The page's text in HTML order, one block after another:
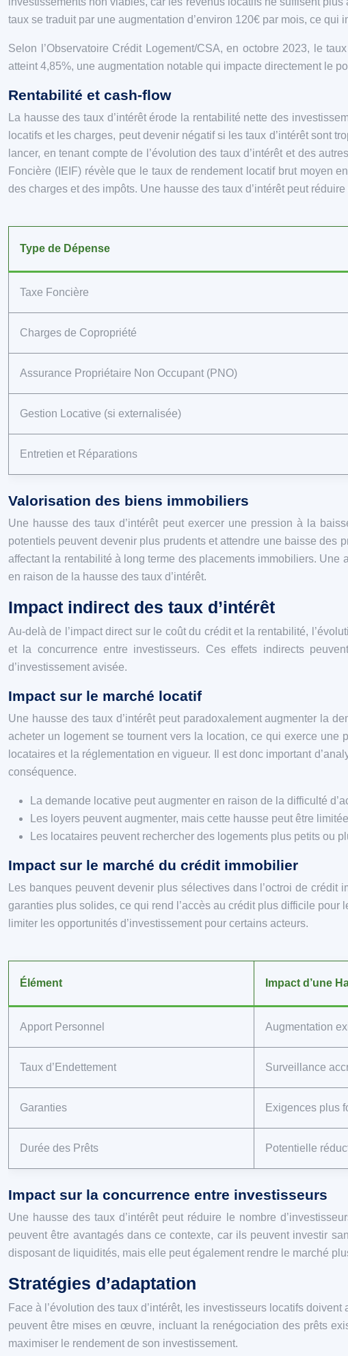
taux se traduit par une augmentation d’environ 120€ par mois, ce qui
Selon l’Observatoire Crédit Logement/CSA, en octobre 2023, le
atteint 4,85%, une augmentation notable qui impacte directement le
Rentabilité et cash-flow
La hausse des taux d’intérêt érode la rentabilité nette des
locatifs et les charges, peut devenir négatif si les taux d’intérêt sont
lancer, en tenant compte de l’évolution des taux d’intérêt et des
Foncière (IEIF) révèle que le taux de rendement locatif brut moyen
des charges et des impôts. Une hausse des taux d’intérêt peut
Type de Dépense
Taxe Foncière
Charges de Copropriété
Assurance Propriétaire Non Occupant (PNO)
Gestion Locative (si externalisée)
Entretien et Réparations
Valorisation des biens immobiliers
Une hausse des taux d’intérêt peut exercer une pression à la
potentiels peuvent devenir plus prudents et attendre une baisse des
affectant la rentabilité à long terme des placements immobiliers.
en raison de la hausse des taux d’intérêt.
Impact indirect des taux d’intérêt
Au-delà de l’impact direct sur le coût du crédit et la rentabilité,
et la concurrence entre investisseurs. Ces effets indirects
d’investissement avisée.
Impact sur le marché locatif
Une hausse des taux d’intérêt peut paradoxalement augmenter la
acheter un logement se tournent vers la location, ce qui exerce
locataires et la réglementation en vigueur. Il est donc important
conséquence.
La demande locative peut augmenter en raison de la difficulté
Les loyers peuvent augmenter, mais cette hausse peut être
Les locataires peuvent rechercher des logements plus petits ou
Impact sur le marché du crédit immobilier
Les banques peuvent devenir plus sélectives dans l’octroi de
garanties plus solides, ce qui rend l’accès au crédit plus difficile
limiter les opportunités d’investissement pour certains acteurs.
Élément Impact d’une
Apport Personnel Augmentation
Taux d’Endettement Surveillance
Garanties Exigences plus
Durée des Prêts Potentielle
Impact sur la concurrence entre investisseurs
Une hausse des taux d’intérêt peut réduire le nombre
peuvent être avantagés dans ce contexte, car ils peuvent investir
disposant de liquidités, mais elle peut également rendre le marché
Stratégies d’adaptation
Face à l’évolution des taux d’intérêt, les investisseurs locatifs
peuvent être mises en œuvre, incluant la renégociation des prêts
maximiser le rendement de son investissement.